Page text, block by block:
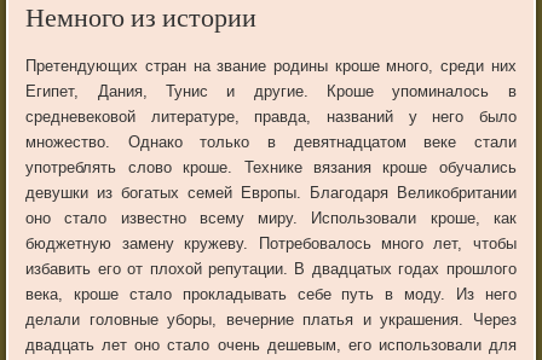
Немного из истории
Претендующих стран на звание родины кроше много, среди них
Египет, Дания, Тунис и другие. Кроше упоминалось в
средневековой литературе, правда, названий у него было
множество. Однако только в девятнадцатом веке стали
употреблять слово кроше. Технике вязания кроше обучались
девушки из богатых семей Европы. Благодаря Великобритании
оно стало известно всему миру. Использовали кроше, как
бюджетную замену кружеву. Потребовалось много лет, чтобы
избавить его от плохой репутации. В двадцатых годах прошлого
века, кроше стало прокладывать себе путь в моду. Из него
делали головные уборы, вечерние платья и украшения. Через
двадцать лет оно стало очень дешевым, его использовали для